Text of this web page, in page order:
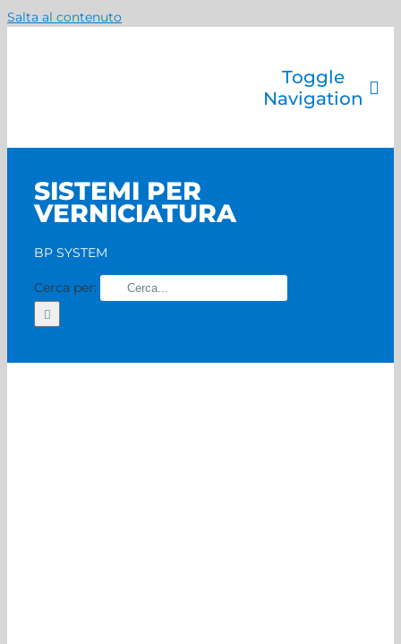
Salta al contenuto
Toggle
Navigation
SISTEMI PER
VERNICIATURA
BP SYSTEM
Cerca per: